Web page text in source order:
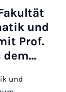
und
Prof.
dem…
und